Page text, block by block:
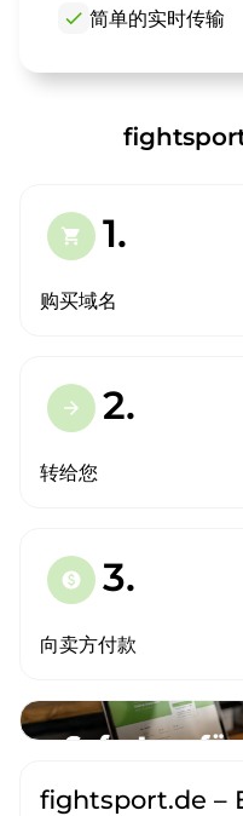
check 简单的实时传输
shopping_cart 1.
购买域名
arrow_forward 2.
转给您
paid 3.
向卖方付款
fightsport.de –